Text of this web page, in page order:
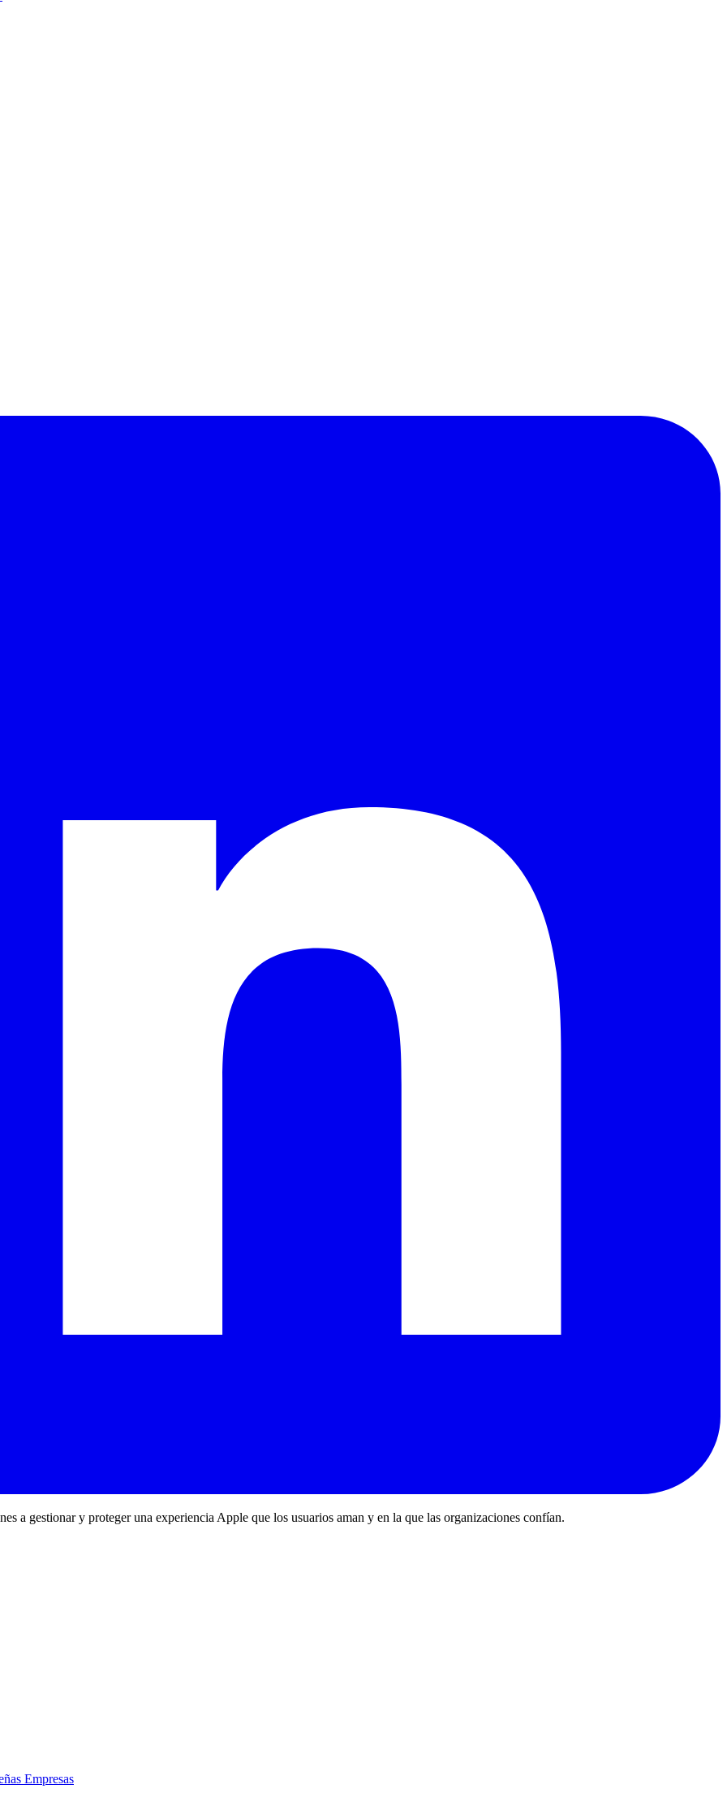
a gestionar y proteger una experiencia Apple que los usuarios aman y en la que las organizaciones confían.
Empresas